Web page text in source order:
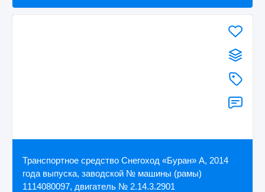
Транспортное средство Снегоход «Буран» А, 2014
года выпуска, заводской № машины (рамы)
1114080097, двигатель № 2.14.3.2901